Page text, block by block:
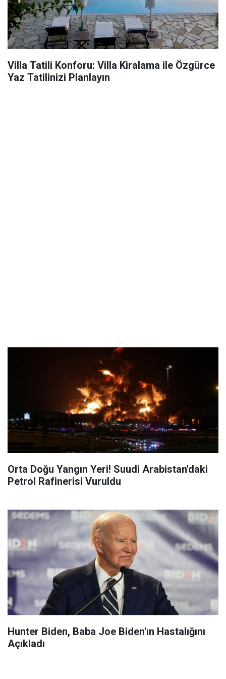
Villa Tatili Konforu: Villa Kiralama ile Özgürce
Yaz Tatilinizi Planlayın
Orta Doğu Yangın Yeri! Suudi Arabistan'daki
Petrol Rafinerisi Vuruldu
Hunter Biden, Baba Joe Biden'ın Hastalığını
Açıkladı